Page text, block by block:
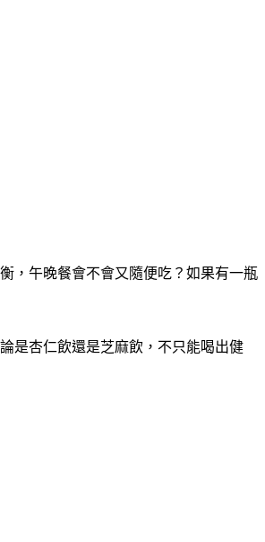
，午晚餐會不會又隨便吃？如果有一瓶
是杏仁飲還是芝麻飲，不只能喝出健